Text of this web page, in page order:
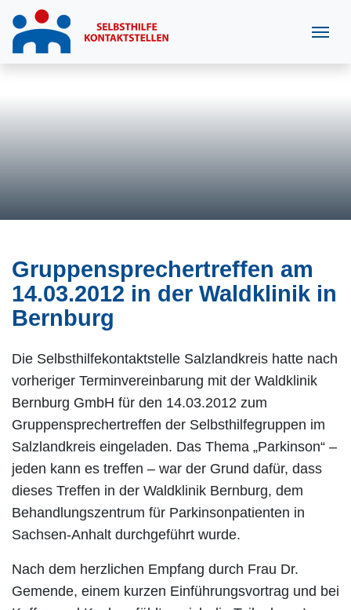
Gruppensprechertreffen am
14.03.2012 in der Waldklinik in
Bernburg
Die Selbsthilfekontaktstelle Salzlandkreis hatte nach
vorheriger Terminvereinbarung mit der Waldklinik
Bernburg GmbH für den 14.03.2012 zum
Gruppensprechertreffen der Selbsthilfegruppen im
Salzlandkreis eingeladen. Das Thema „Parkinson“ –
jeden kann es treffen – war der Grund dafür, dass
dieses Treffen in der Waldklinik Bernburg, dem
Behandlungszentrum für Parkinsonpatienten in
Sachsen-Anhalt durchgeführt wurde.
Nach dem herzlichen Empfang durch Frau Dr.
Gemende, einem kurzen Einführungsvortrag und bei